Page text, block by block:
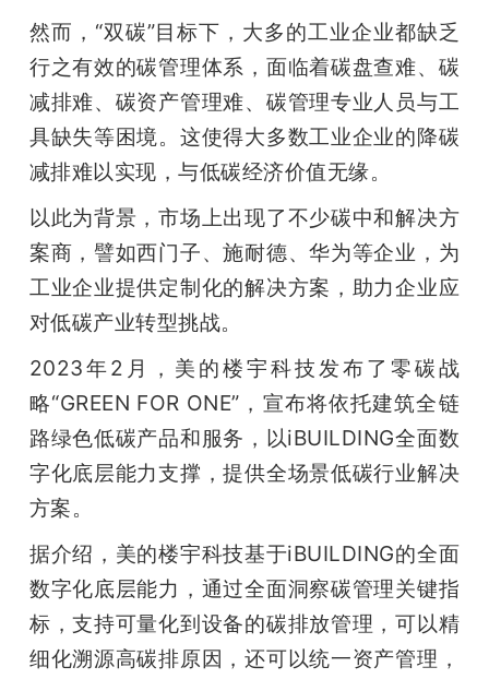
课
动
中
心
专
题
爱
搞
然而，“双碳”目标下，大多的工业企业都缺乏
行之有效的碳管理体系，面临着碳盘查难、碳
减排难、碳资产管理难、碳管理专业人员与工
具缺失等困境。这使得大多数工业企业的降碳
减排难以实现，与低碳经济价值无缘。
以此为背景，市场上出现了不少碳中和解决方
案商，譬如西门子、施耐德、华为等企业，为
工业企业提供定制化的解决方案，助力企业应
对低碳产业转型挑战。
2023年2月，美的楼宇科技发布了零碳战
略“GREEN FOR ONE”，宣布将依托建筑全链
路绿色低碳产品和服务，以iBUILDING全面数
字化底层能力支撑，提供全场景低碳行业解决
方案。
据介绍，美的楼宇科技基于iBUILDING的全面
数字化底层能力，通过全面洞察碳管理关键指
标，支持可量化到设备的碳排放管理，可以精
细化溯源高碳排原因，还可以统一资产管理，